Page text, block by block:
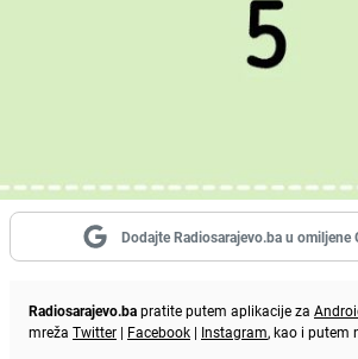
Dodajte Radiosarajevo.ba u omiljene
Radiosarajevo.bapratite putem aplikacije za
mreža Twitter | Facebook | Instagram, kao i putem